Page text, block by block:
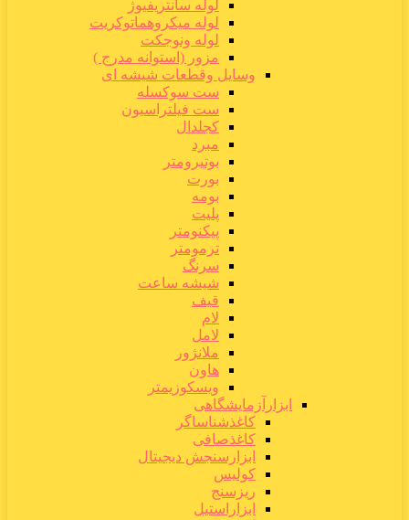
لوله سانتریفیوژ
لوله میکروهماتوکریت
لوله ونوجکت
مزور (استوانه مدرج )
وسایل وقطعات شیشه ای
ست سوکسله
ست فیلتراسیون
کجلدال
مبرد
بوتیرومتر
بورت
بومه
پلیت
پیکنومتر
ترمومتر
سرنگ
شیشه ساعت
قیف
لام
لامل
ملانژور
هاون
ویسکوزیمتر
ابزارآزمایشگاهی
کاغذشناساگر
کاغذصافی
ابزارسنجش دیجیتال
کولیس
ریزسنج
ابزاراستیل